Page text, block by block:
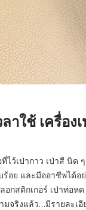
าใช้ เครื่อง
ว้เป่ากาว เป่าสี นิด
ร้อย และมืออาชีพได้
กสติกเกอร์ เป่าท่อ
จริงแล้ว…มีรายละเ